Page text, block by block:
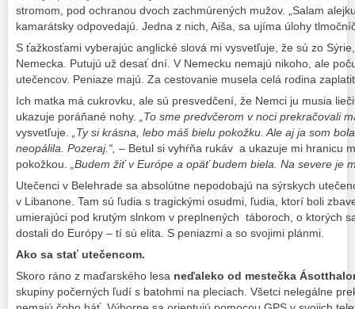
stromom, pod ochranou dvoch zachmúrených mužov. „Salam
kamarátsky odpovedajú. Jedna z nich, Aiša, sa ujíma úlohy
S ťažkosťami vyberajúc anglické slová mi vysvetľuje, že sú zo
Nemecka. Putujú už desať dní. V Nemecku nemajú nikoho, ale
utečencov. Peniaze majú. Za cestovanie musela celá rodina
Ich matka má cukrovku, ale sú presvedčení, že Nemci ju musia
ukazuje poráňané nohy.
„To sme predvčerom v noci prekračovali
vysvetľuje.
„Ty si krásna, lebo máš bielu pokožku. Ale aj ja som
neopálila. Pozeraj.“, – Betul si vyhŕňa rukáv a ukazuje mi hranicu
pokožkou.
„Budem žiť v Európe a opäť budem biela. Na severe je
Utečenci v Belehrade sa absolútne nepodobajú na sýrskych
v Libanone. Tam sú ľudia s tragickými osudmi, ľudia, ktorí boli
umierajúci pod krutým slnkom v preplnených táboroch, o ktorých
dostali do Európy – tí sú elita. S peniazmi a so svojimi plánmi.
Ako sa stať utečencom.
Skoro ráno z maďarského lesa neďaleko od mestečka
skupiny počerných ľudí s batohmi na pleciach. Všetci nelegálne